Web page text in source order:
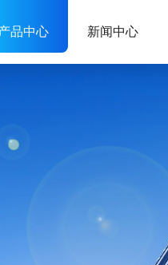
品中心 新闻中心